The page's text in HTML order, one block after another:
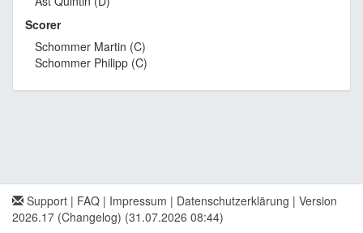
Scorer
Schommer Martin (C)
Schommer Philipp (C)
Support | FAQ | Impressum | Datenschutzerklärung | Version
2026.17 (Changelog) (31.07.2026 08:44)